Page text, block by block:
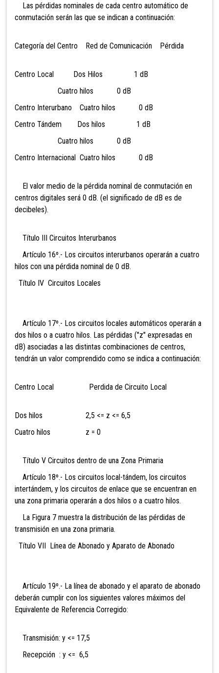
Las pérdidas nominales de cada centro automático de
conmutación serán las que se indican a continuación:
Categoría del Centro Red de Comunicación Pérdida
Centro Local Dos Hilos 1 dB
Cuatro hilos 0 dB
Centro Interurbano Cuatro hilos 0 dB
Centro Tándem Dos hilos 1 dB
Cuatro hilos 0 dB
Centro Internacional Cuatro hilos 0 dB
El valor medio de la pérdida nominal de conmutación en
centros digitales será 0 dB. (el significado de dB es de
decibeles).
Título III Circuitos Interurbanos
Artículo 16º.- Los circuitos interurbanos operarán a cuatro
hilos con una pérdida nominal de 0 dB.
Título IV Circuitos Locales
Artículo 17º.- Los circuitos locales automáticos operarán a
dos hilos o a cuatro hilos. Las pérdidas ("z" expresadas en
dB) asociadas a las distintas combinaciones de centros,
tendrán un valor comprendido como se indica a continuación:
Centro Local Perdida de Circuito Local
Dos hilos 2,5 <= z <= 6,5
Cuatro hilos z = 0
Título V Circuitos dentro de una Zona Primaria
Artículo 18º.- Los circuitos local-tándem, los circuitos
intertándem, y los circuitos de enlace que se encuentran en
una zona primaria operarán a dos hilos o a cuatro hilos.
La Figura 7 muestra la distribución de las pérdidas de
transmisión en una zona primaria.
Título VII Línea de Abonado y Aparato de Abonado
Artículo 19º.- La línea de abonado y el aparato de abonado
deberán cumplir con los siguientes valores máximos del
Equivalente de Referencia Corregido:
Transmisión: y <= 17,5
Recepción : y <= 6,5